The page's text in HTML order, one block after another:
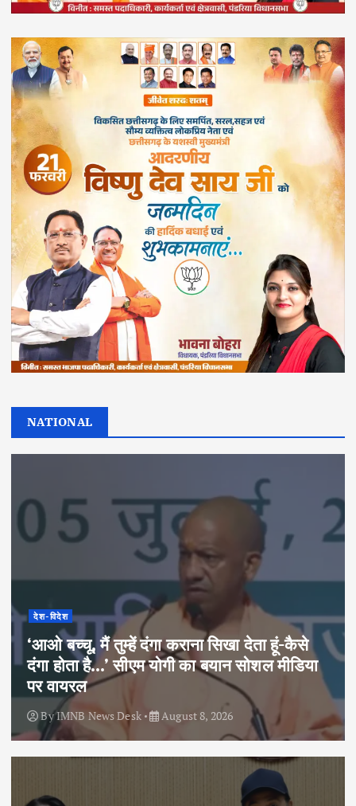
NATIONAL
देश-विदेश
‘आओ बच्चू, मैं तुम्हें दंगा कराना सिखा देता हूं-कैसे
दंगा होता है…’ सीएम योगी का बयान सोशल मीडिया
पर वायरल
ByIMNB News Desk August 8, 2026